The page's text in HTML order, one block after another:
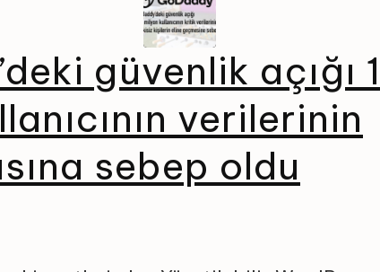
güvenlik açığı
verilerinin
sebep oldu